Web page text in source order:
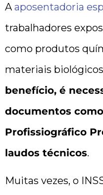
Aaposentadoria
trabalhadores
como produtos
materiais
benefício, é
documentos
Profissiográfico
laudos técnicos.
Muitas vezes, o